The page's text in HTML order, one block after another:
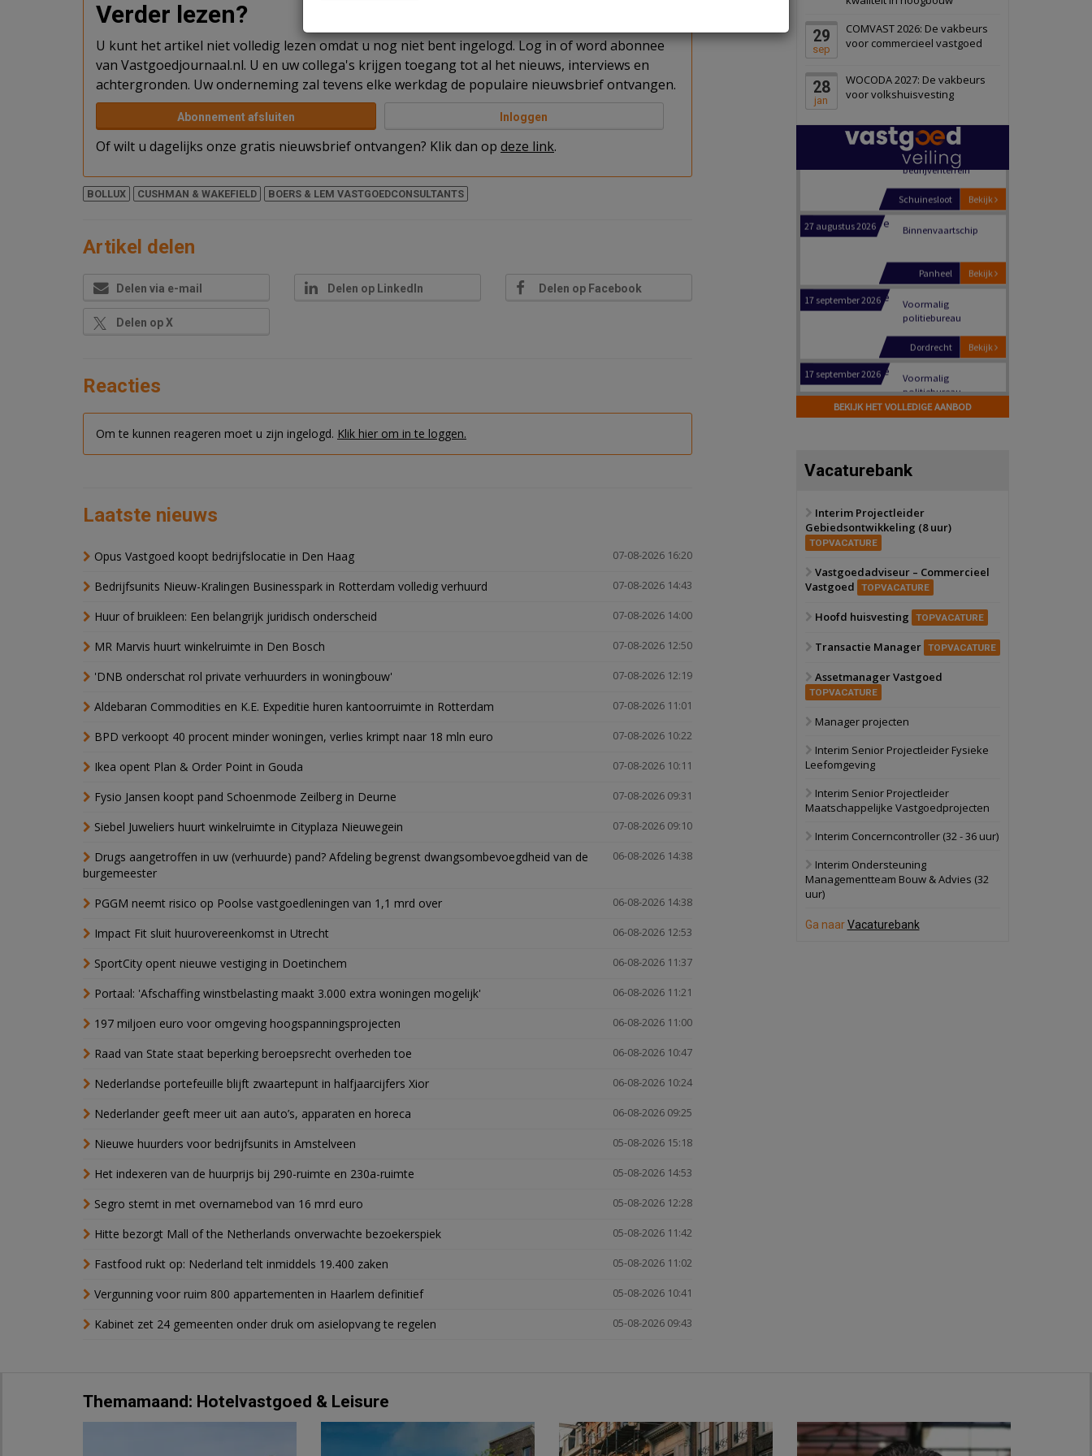
Verder lezen?
U kunt het artikel niet volledig lezen omdat u nog niet bent ingelogd. Log in of word abonnee
van Vastgoedjournaal.nl. U en uw collega's krijgen toegang tot al het nieuws, interviews en
achtergronden. Uw onderneming zal tevens elke werkdag de populaire nieuwsbrief ontvangen.
Abonnement afsluiten Inloggen
Of wilt u dagelijks onze gratis nieuwsbrief ontvangen? Klik dan op deze link.
BOLLUX CUSHMAN & WAKEFIELD BOERS & LEM VASTGOEDCONSULTANTS
Artikel delen
Delen via e-mail Delen op LinkedIn Delen op Facebook
Delen op X
Reacties
Om te kunnen reageren moet u zijn ingelogd. Klik hier om in te loggen.
Laatste nieuws
07-08-2026 16:20
Opus Vastgoed koopt bedrijfslocatie in Den Haag
07-08-2026 14:43
Bedrijfsunits Nieuw-Kralingen Businesspark in Rotterdam volledig verhuurd
07-08-2026 14:00
Huur of bruikleen: Een belangrijk juridisch onderscheid
07-08-2026 12:50
MR Marvis huurt winkelruimte in Den Bosch
07-08-2026 12:19
'DNB onderschat rol private verhuurders in woningbouw'
07-08-2026 11:01
Aldebaran Commodities en K.E. Expeditie huren kantoorruimte in Rotterdam
07-08-2026 10:22
BPD verkoopt 40 procent minder woningen, verlies krimpt naar 18 mln euro
07-08-2026 10:11
Ikea opent Plan & Order Point in Gouda
07-08-2026 09:31
Fysio Jansen koopt pand Schoenmode Zeilberg in Deurne
07-08-2026 09:10
Siebel Juweliers huurt winkelruimte in Cityplaza Nieuwegein
06-08-2026 14:38
Drugs aangetroffen in uw (verhuurde) pand? Afdeling begrenst dwangsombevoegdheid van de
burgemeester
06-08-2026 14:38
PGGM neemt risico op Poolse vastgoedleningen van 1,1 mrd over
06-08-2026 12:53
Impact Fit sluit huurovereenkomst in Utrecht
06-08-2026 11:37
SportCity opent nieuwe vestiging in Doetinchem
06-08-2026 11:21
Portaal: 'Afschaffing winstbelasting maakt 3.000 extra woningen mogelijk'
06-08-2026 11:00
197 miljoen euro voor omgeving hoogspanningsprojecten
06-08-2026 10:47
Raad van State staat beperking beroepsrecht overheden toe
06-08-2026 10:24
Nederlandse portefeuille blijft zwaartepunt in halfjaarcijfers Xior
06-08-2026 09:25
Nederlander geeft meer uit aan auto’s, apparaten en horeca
05-08-2026 15:18
Nieuwe huurders voor bedrijfsunits in Amstelveen
05-08-2026 14:53
Het indexeren van de huurprijs bij 290-ruimte en 230a-ruimte
05-08-2026 12:28
Segro stemt in met overnamebod van 16 mrd euro
05-08-2026 11:42
Hitte bezorgt Mall of the Netherlands onverwachte bezoekerspiek
05-08-2026 11:02
Fastfood rukt op: Nederland telt inmiddels 19.400 zaken
05-08-2026 10:41
Vergunning voor ruim 800 appartementen in Haarlem definitief
05-08-2026 09:43
Kabinet zet 24 gemeenten onder druk om asielopvang te regelen
29
sep
COMVAST 2026: De vakbeurs
voor commercieel vastgoed
28
jan
WOCODA 2027: De vakbeurs
voor volkshuisvesting
Schiedam
22 september 2026 Attractiepark
Bekijk
Oranje
28 september 2026
bedrijventerrein
Schuinesloot
Binnenvaartschip
Bekijk
Panheel
Voormalig
politiebureau
Dordrecht
Voormalig
politiebureau
Hilversum
17 september 2026
Voormalig
Zwanenburg
6 oktober 2026
Oranje
28 september 2026
bedrijventerrein
Bekijk
Schuinesloot
politiebureau
17 september 2026
Voormalig
BEKIJK HET VOLLEDIGE AANBOD
Vacaturebank
Interim Projectleider
Gebiedsontwikkeling (8 uur)
TOPVACATURE
Vastgoedadviseur – Commercieel
Vastgoed
TOPVACATURE
Hoofd huisvesting TOPVACATURE
Transactie Manager TOPVACATURE
Assetmanager Vastgoed
TOPVACATURE
Manager projecten
Interim Senior Projectleider Fysieke
Leefomgeving
Interim Senior Projectleider
Maatschappelijke Vastgoedprojecten
Interim Concerncontroller (32 - 36 uur)
Interim Ondersteuning
Managementteam Bouw & Advies (32
uur)
Ga naarVacaturebank
Themamaand: Hotelvastgoed & Leisure